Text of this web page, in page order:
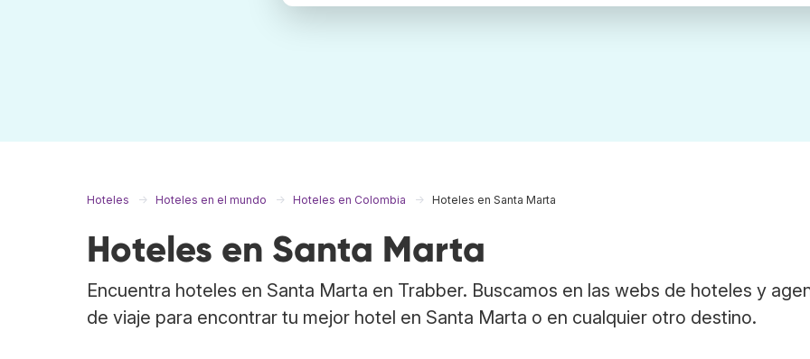
Hoteles Hoteles en el mundo Hoteles en Colombia Hoteles en Santa Marta
Hoteles en Santa Marta
Encuentra hoteles en Santa Marta en Trabber. Buscamos en las webs de hoteles y
de viaje para encontrar tu mejor hotel en Santa Marta o en cualquier otro destino.